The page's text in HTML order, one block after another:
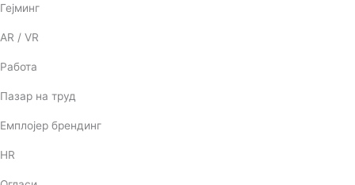
Гејминг
AR / VR
Работа
Пазар на труд
Емплојер брендинг
HR